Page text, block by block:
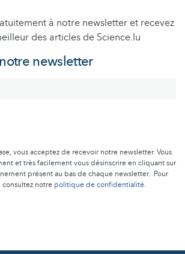
à notre newsletter et recevez
des articles de Science.lu
newsletter
vous acceptez de recevoir notre newsletter. Vous
et très facilement vous désinscrire en cliquant sur
présent au bas de chaque newsletter. Pour
consultez notre politique de confidentialité.